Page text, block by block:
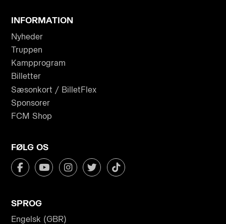
INFORMATION
Nyheder
Truppen
Kampprogram
Billetter
Sæsonkort / BilletFlex
Sponsorer
FCM Shop
FØLG OS
SPROG
Engelsk (GBR)